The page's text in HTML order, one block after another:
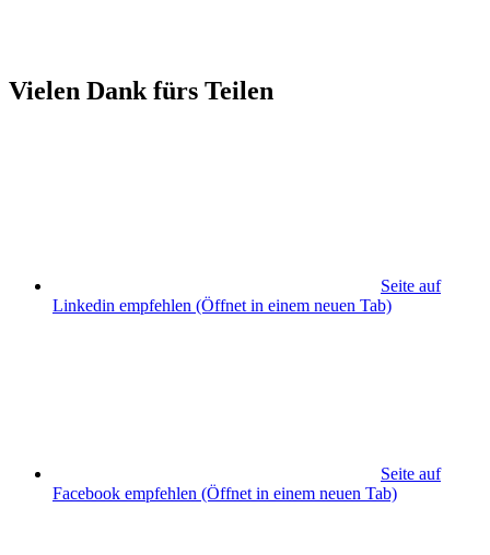
Vielen Dank fürs Teilen
Seite auf
Linkedin empfehlen (Öffnet in einem neuen Tab)
Seite auf
Facebook empfehlen (Öffnet in einem neuen Tab)